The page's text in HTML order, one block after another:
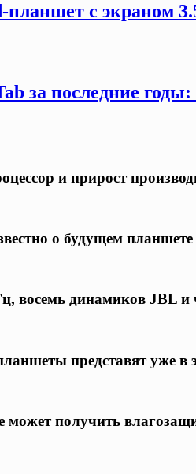
с экраном
за последние
и прирост
о будущем планшете
восемь динамиков JBL и
представят уже в
получить